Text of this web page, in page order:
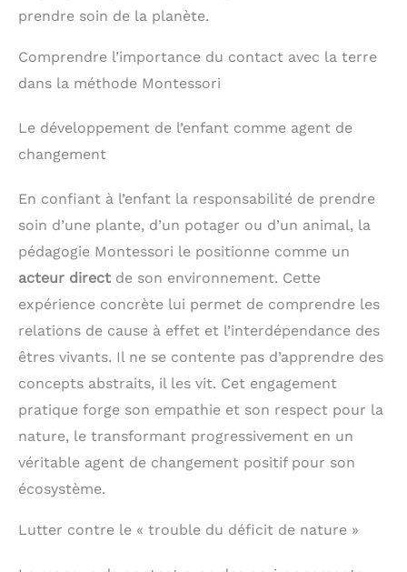
prendre soin de la planète.
Comprendre l’importance du contact avec la terre
dans la méthode Montessori
Le développement de l’enfant comme agent de
changement
En confiant à l’enfant la responsabilité de prendre
soin d’une plante, d’un potager ou d’un animal, la
pédagogie Montessori le positionne comme un
acteur direct de son environnement. Cette
expérience concrète lui permet de comprendre les
relations de cause à effet et l’interdépendance des
êtres vivants. Il ne se contente pas d’apprendre des
concepts abstraits, il les vit. Cet engagement
pratique forge son empathie et son respect pour la
nature, le transformant progressivement en un
véritable agent de changement positif pour son
écosystème.
Lutter contre le « trouble du déficit de nature »